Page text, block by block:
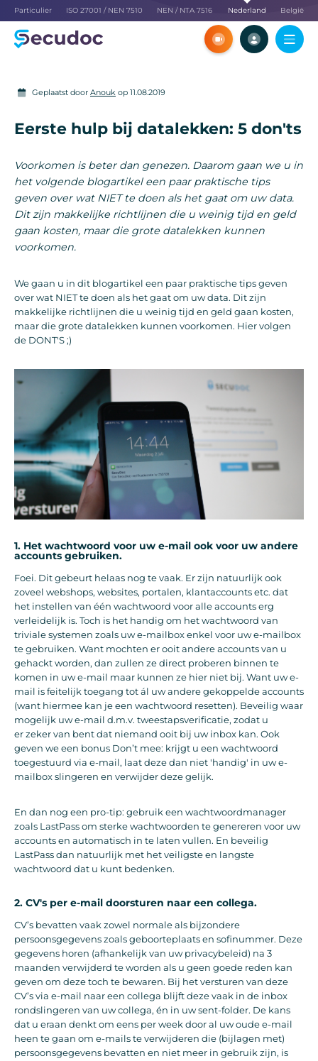
Particulier ISO 27001 / NEN 7510 NEN / NTA 7516 Nederland België
Geplaatst door Anouk op 11.08.2019
Eerste hulp bij datalekken: 5 don'ts
Voorkomen is beter dan genezen. Daarom gaan we u in
het volgende blogartikel een paar praktische tips
geven over wat NIET te doen als het gaat om uw data.
Dit zijn makkelijke richtlijnen die u weinig tijd en geld
gaan kosten, maar die grote datalekken kunnen
voorkomen.
We gaan u in dit blogartikel een paar praktische tips geven
over wat NIET te doen als het gaat om uw data. Dit zijn
makkelijke richtlijnen die u weinig tijd en geld gaan kosten,
maar die grote datalekken kunnen voorkomen. Hier volgen
de DONT'S ;)
1. Het wachtwoord voor uw e-mail ook voor uw andere
accounts gebruiken.
Foei. Dit gebeurt helaas nog te vaak. Er zijn natuurlijk ook
zoveel webshops, websites, portalen, klantaccounts etc. dat
het instellen van één wachtwoord voor alle accounts erg
verleidelijk is. Toch is het handig om het wachtwoord van
triviale systemen zoals uw e-mailbox enkel voor uw e-mailbox
te gebruiken. Want mochten er ooit andere accounts van u
gehackt worden, dan zullen ze direct proberen binnen te
komen in uw e-mail maar kunnen ze hier niet bij. Want uw e-
mail is feitelijk toegang tot ál uw andere gekoppelde accounts
(want hiermee kan je een wachtwoord resetten). Beveilig waar
mogelijk uw e-mail d.m.v. tweestapsverificatie, zodat u
er zeker van bent dat niemand ooit bij uw inbox kan. Ook
geven we een bonus Don’t mee: krijgt u een wachtwoord
toegestuurd via e-mail, laat deze dan niet 'handig' in uw e-
mailbox slingeren en verwijder deze gelijk.
En dan nog een pro-tip: gebruik een wachtwoordmanager
zoals LastPass om sterke wachtwoorden te genereren voor uw
accounts en automatisch in te laten vullen. En beveilig
LastPass dan natuurlijk met het veiligste en langste
wachtwoord dat u kunt bedenken.
2. CV's per e-mail doorsturen naar een collega.
CV’s bevatten vaak zowel normale als bijzondere
persoonsgegevens zoals geboorteplaats en sofinummer. Deze
gegevens horen (afhankelijk van uw privacybeleid) na 3
maanden verwijderd te worden als u geen goede reden kan
geven om deze toch te bewaren. Bij het versturen van deze
CV’s via e-mail naar een collega blijft deze vaak in de inbox
rondslingeren van uw collega, én in uw sent-folder. De kans
dat u eraan denkt om eens per week door al uw oude e-mail
heen te gaan om e-mails te verwijderen die (bijlagen met)
persoonsgegevens bevatten en niet meer in gebruik zijn, is
Ontdek SecuDoc tijdens een
Maak een volledig
SecuDoc-account
zelf alle functies